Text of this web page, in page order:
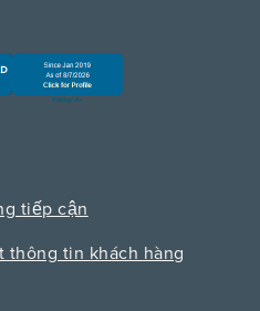
tiếp cận
thông tin khách hàng